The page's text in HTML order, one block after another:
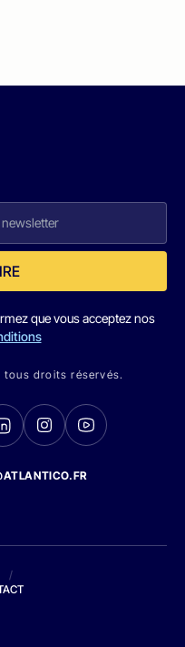
que vous acceptez nos
tous droits réservés.
/